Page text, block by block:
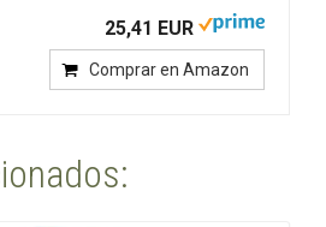
25,41 EUR
Comprar en Amazon